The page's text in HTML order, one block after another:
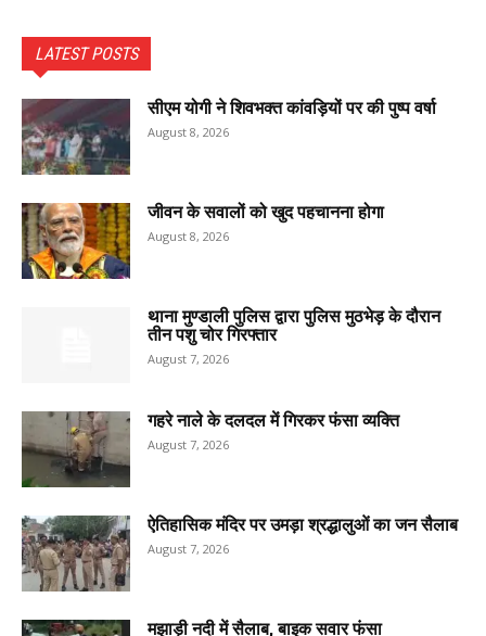
LATEST POSTS
सीएम योगी ने शिवभक्त कांवड़ियों पर की पुष्प वर्षा
August 8, 2026
जीवन के सवालों को खुद पहचानना होगा
August 8, 2026
थाना मुण्डाली पुलिस द्वारा पुलिस मुठभेड़ के दौरान
तीन पशु चोर गिरफ्तार
August 7, 2026
गहरे नाले के दलदल में गिरकर फंसा व्यक्ति
August 7, 2026
ऐतिहासिक मंदिर पर उमड़ा श्रद्धालुओं का जन सैलाब
August 7, 2026
मझाड़ी नदी में सैलाब, बाइक सवार फंसा